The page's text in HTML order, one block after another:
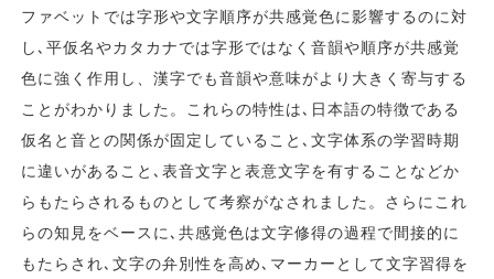
ファベットでは字形や文字順序が共感覚色に影響するのに対
し､平仮名やカタカナでは字形ではなく音韻や順序が共感覚
色に強く作用し、漢字でも音韻や意味がより大きく寄与する
ことがわかりました。これらの特性は､日本語の特徴である
仮名と音との関係が固定していること､文字体系の学習時期
に違いがあること､表音文字と表意文字を有することなどか
らもたらされるものとして考察がなされました。さらにこれ
らの知見をベースに､共感覚色は文字修得の過程で間接的に
もたらされ､文字の弁別性を高め､マーカーとして文字習得を